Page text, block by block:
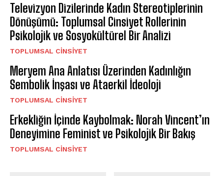
Televizyon Dizilerinde Kadın Stereotiplerinin
Dönüşümü: Toplumsal Cinsiyet Rollerinin
Psikolojik ve Sosyokültürel Bir Analizi
TOPLUMSAL CINSIYET
Meryem Ana Anlatısı Üzerinden Kadınlığın
Sembolik İnşası ve Ataerkil İdeoloji
TOPLUMSAL CINSIYET
Erkekliğin İçinde Kaybolmak: Norah Vincent’ın
Deneyimine Feminist ve Psikolojik Bir Bakış
TOPLUMSAL CINSIYET